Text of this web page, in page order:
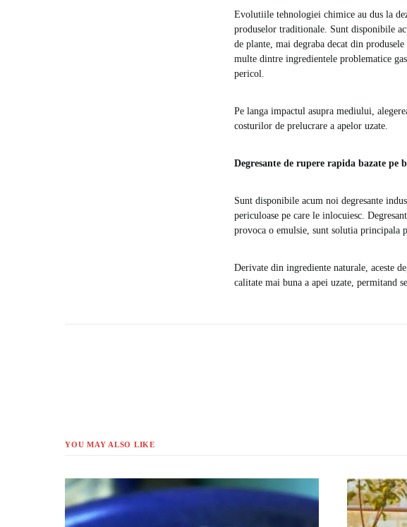
Evolutiile tehnologiei chimice au dus la
produselor traditionale. Sunt disponibile
de plante, mai degraba decat din
multe dintre ingredientele problematice
pericol.
Pe langa impactul asupra mediului,
costurilor de prelucrare a apelor uzate.
Degresante de rupere rapida bazate pe
Sunt disponibile acum noi degresante
periculoase pe care le inlocuiesc.
provoca o emulsie, sunt solutia principala
Derivate din ingrediente naturale, aceste
calitate mai buna a apei uzate, permitand
YOU MAY ALSO LIKE